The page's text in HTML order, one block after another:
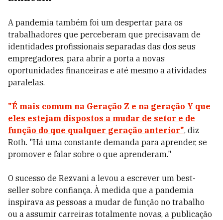
A pandemia também foi um despertar para os
trabalhadores que perceberam que precisavam de
identidades profissionais separadas das dos seus
empregadores, para abrir a porta a novas
oportunidades financeiras e até mesmo a atividades
paralelas.
"É mais comum na Geração Z e na geração Y que
eles estejam dispostos a mudar de setor e de
função do que qualquer geração anterior", diz
Roth. "Há uma constante demanda para aprender, se
promover e falar sobre o que aprenderam."
O sucesso de Rezvani a levou a escrever um best-
seller sobre confiança. À medida que a pandemia
inspirava as pessoas a mudar de função no trabalho
ou a assumir carreiras totalmente novas, a publicação